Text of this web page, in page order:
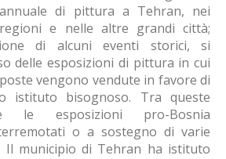
di pittura a Tehran, nei
e nelle altre grandi città;
di alcuni eventi storici, si
delle esposizioni di pittura in cui
vengono vendute in favore di
istituto bisognoso. Tra queste
le esposizioni pro-Bosnia
o a sostegno di varie
Il municipio di Tehran ha istituto